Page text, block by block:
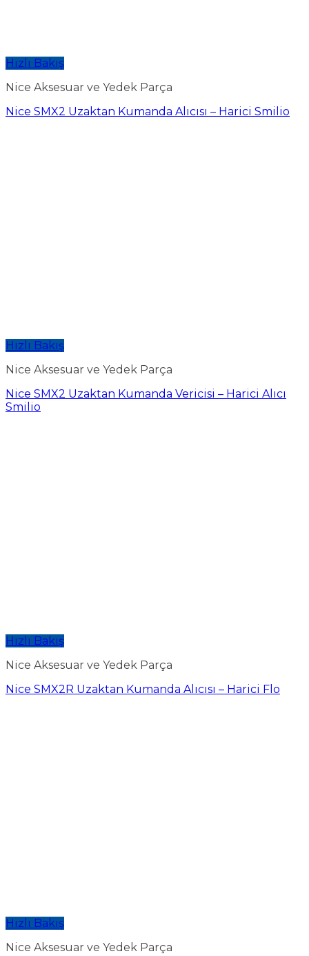
Hızlı Bakış
Nice Aksesuar ve Yedek Parça
Nice SMX2 Uzaktan Kumanda Alıcısı – Harici Smilio
Hızlı Bakış
Nice Aksesuar ve Yedek Parça
Nice SMX2 Uzaktan Kumanda Vericisi – Harici Alıcı
Smilio
Hızlı Bakış
Nice Aksesuar ve Yedek Parça
Nice SMX2R Uzaktan Kumanda Alıcısı – Harici Flo
Hızlı Bakış
Nice Aksesuar ve Yedek Parça